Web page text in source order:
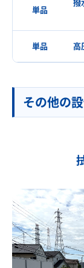
単品
単品 高
その他の